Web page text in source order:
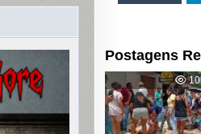
Postagens